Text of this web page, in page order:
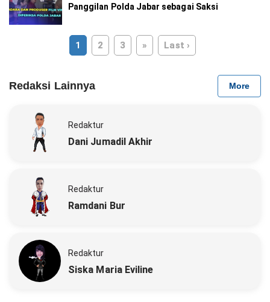
Panggilan Polda Jabar sebagai Saksi
1 2 3 » Last ›
Redaksi Lainnya More
Redaktur
Dani Jumadil Akhir
Redaktur
Ramdani Bur
Redaktur
Siska Maria Eviline